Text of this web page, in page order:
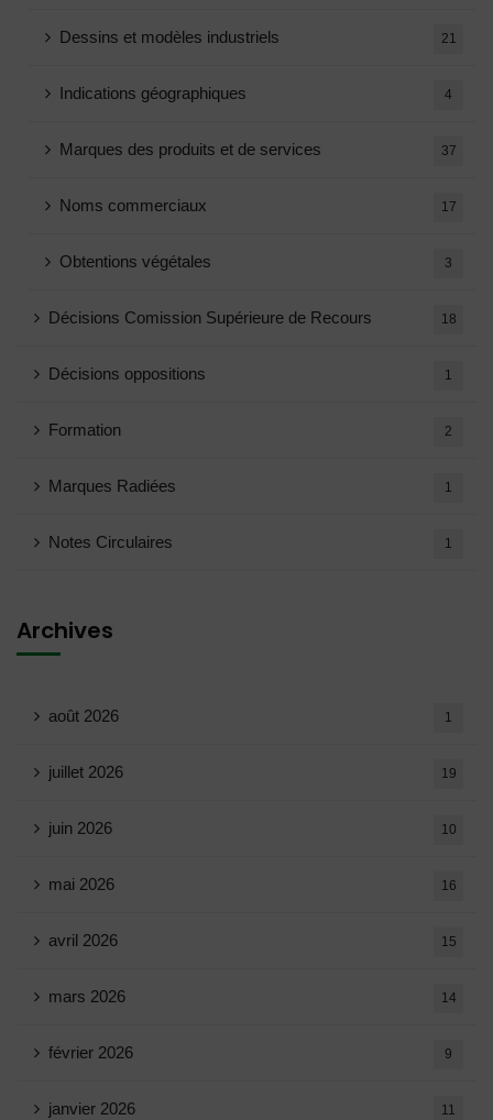
Dessins et modèles industriels 21
Indications géographiques 4
Marques des produits et de services 37
Noms commerciaux 17
Obtentions végétales 3
Décisions Comission Supérieure de Recours 18
Décisions oppositions 1
Formation 2
Marques Radiées 1
Notes Circulaires 1
Archives
août 2026 1
juillet 2026 19
juin 2026 10
mai 2026 16
avril 2026 15
mars 2026 14
février 2026 9
janvier 2026 11